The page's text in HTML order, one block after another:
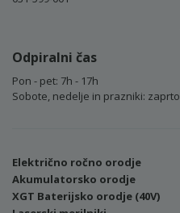
Odpiralni čas
Pon - pet: 7h - 17h
Sobote, nedelje in prazniki: zaprto
Električno ročno orodje
Akumulatorsko orodje
XGT Baterijsko orodje (40V)